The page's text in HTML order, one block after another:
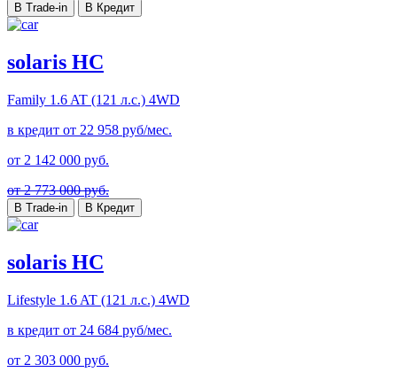
В Trade-in В Кредит
solaris HC
Family 1.6 AT (121 л.с.) 4WD
в кредит от 22 958 руб/мес.
от 2 142 000 руб.
от 2 773 000 руб.
В Trade-in В Кредит
solaris HC
Lifestyle 1.6 AT (121 л.с.) 4WD
в кредит от 24 684 руб/мес.
от 2 303 000 руб.